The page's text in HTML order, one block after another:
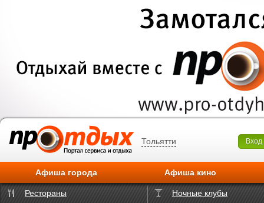
Тольятти Вход
Афиша города Афиша кино
Рестораны
Ночные клубы